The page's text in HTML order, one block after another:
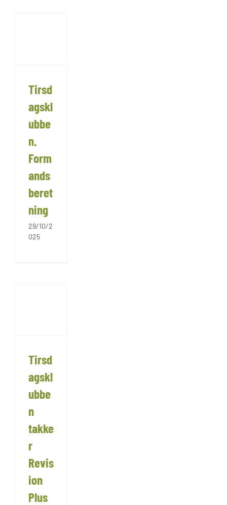
Tirsd
agskl
ubbe
n.
Form
ands
beret
ning
29/10/2
025
Tirsd
agskl
ubbe
n
takke
r
Revis
ion
Plus